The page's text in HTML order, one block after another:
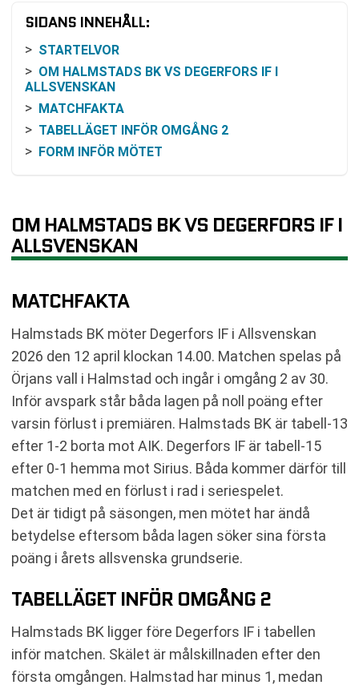
SIDANS INNEHÅLL:
STARTELVOR
OM HALMSTADS BK VS DEGERFORS IF I
ALLSVENSKAN
MATCHFAKTA
TABELLÄGET INFÖR OMGÅNG 2
FORM INFÖR MÖTET
SÅ KAN MATCHEN FÖLJAS
SPELPLATS OCH PRAKTISK INFORMATION
KLUBBARNA I KORTHET
DEGERFORS IF
SENASTE RESULTAT DEGERFORS IF
RESULTAT INBÖRDES MÖTEN
TABELL
KOMMANDE MATCHER HALMSTADS BK
KOMMANDE MATCHER DEGERFORS IF
RELATERADE NYHETER
OM HALMSTADS BK VS DEGERFORS IF I
ALLSVENSKAN
MATCHFAKTA
Halmstads BK möter Degerfors IF i Allsvenskan
2026 den 12 april klockan 14.00. Matchen spelas på
Örjans vall i Halmstad och ingår i omgång 2 av 30.
Inför avspark står båda lagen på noll poäng efter
varsin förlust i premiären. Halmstads BK är tabell-13
efter 1-2 borta mot AIK. Degerfors IF är tabell-15
efter 0-1 hemma mot Sirius. Båda kommer därför till
matchen med en förlust i rad i seriespelet.
Det är tidigt på säsongen, men mötet har ändå
betydelse eftersom båda lagen söker sina första
poäng i årets allsvenska grundserie.
TABELLÄGET INFÖR OMGÅNG 2
Halmstads BK ligger före Degerfors IF i tabellen
inför matchen. Skälet är målskillnaden efter den
första omgången. Halmstad har minus 1, medan